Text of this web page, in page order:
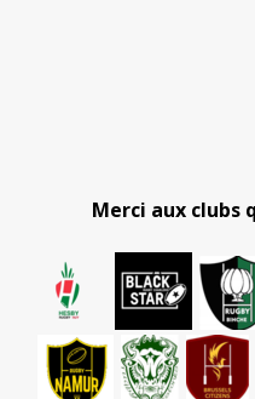
Merci aux clubs